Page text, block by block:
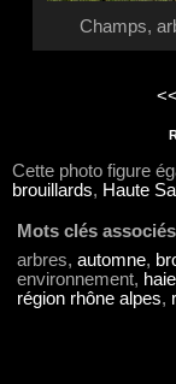
Champs,
Cette photo figure
brouillards, Haute
Mots clés
arbres, automne,
environnement, haie
région rhône alpes,